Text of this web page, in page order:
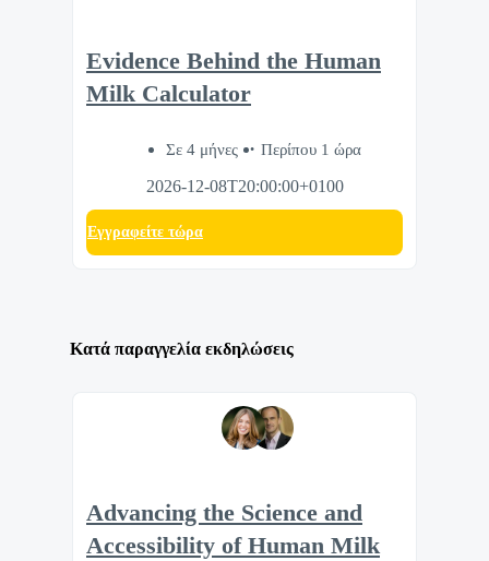
Evidence Behind the Human
Milk Calculator
Σε 4 μήνες
Περίπου 1 ώρα
2026-12-08T20:00:00+0100
Eγγραφείτε τώρα
Κατά παραγγελία εκδηλώσεις
Advancing the Science and
Accessibility of Human Milk